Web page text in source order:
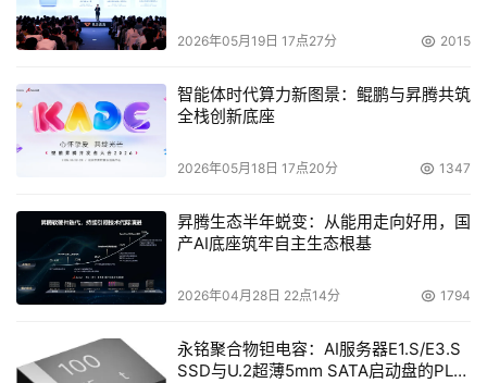
2026年05月19日 17点27分 2015
智能体时代算力新图景：鲲鹏与昇腾共筑
全栈创新底座
2026年05月18日 17点20分 1347
昇腾生态半年蜕变：从能用走向好用，国
产AI底座筑牢自主生态根基
2026年04月28日 22点14分 1794
永铭聚合物钽电容：AI服务器E1.S/E3.S
SSD与U.2超薄5mm SATA启动盘的PLP